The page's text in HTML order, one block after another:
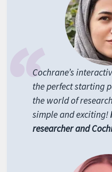
Cochrane’s
the perfect starting
the world of
simple and exciting!
researcher and